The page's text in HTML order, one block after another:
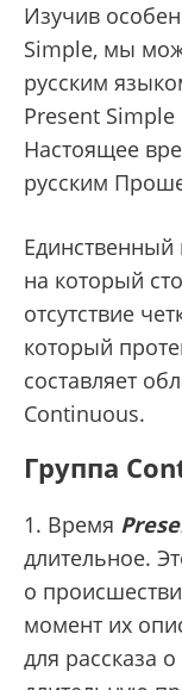
Изучив
Simple, мы
русским
Present Simple
Настоящее
русским
на который
отсутствие
который
составляет
Continuous.
Группа
1. Время
длительное.
о
момент их
для рассказа